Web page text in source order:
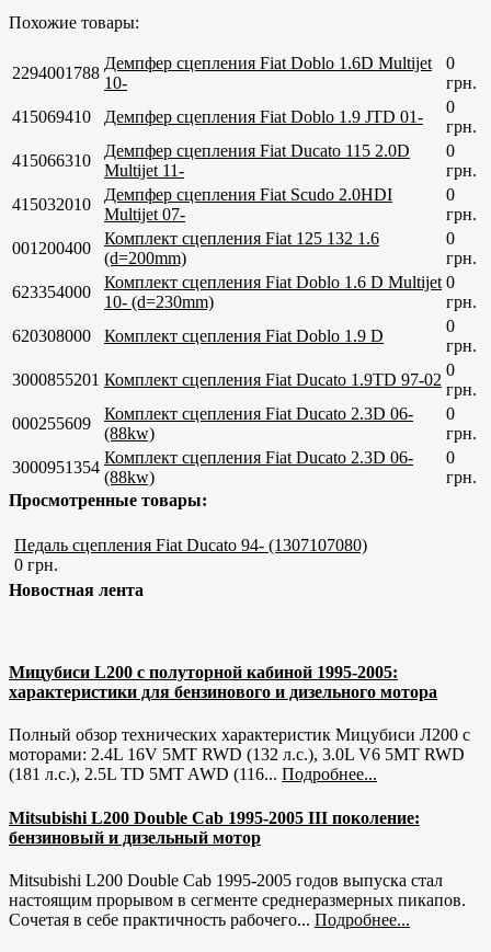
Похожие товары:
2294001788
Демпфер сцепления Fiat Doblo 1.6D Multijet
10-
0
грн.
415069410
Демпфер сцепления Fiat Doblo 1.9 JTD 01-
0
грн.
415066310
Демпфер сцепления Fiat Ducato 115 2.0D
Multijet 11-
0
грн.
415032010
Демпфер сцепления Fiat Scudo 2.0HDI
Multijet 07-
0
грн.
001200400
Комплект сцепления Fiat 125 132 1.6
(d=200mm)
0
грн.
623354000
Комплект сцепления Fiat Doblo 1.6 D Multijet
10- (d=230mm)
0
грн.
620308000
Комплект сцепления Fiat Doblo 1.9 D
0
грн.
3000855201 Комплект сцепления Fiat Ducato 1.9TD 97-02
0
грн.
000255609
Комплект сцепления Fiat Ducato 2.3D 06-
(88kw)
0
грн.
3000951354
Комплект сцепления Fiat Ducato 2.3D 06-
(88kw)
0
грн.
Просмотренные товары:
Педаль сцепления Fiat Ducato 94- (1307107080)
0 грн.
Новостная лента
Мицубиси L200 с полуторной кабиной 1995-2005:
характеристики для бензинового и дизельного мотора
Полный обзор технических характеристик Мицубиси Л200 с
моторами: 2.4L 16V 5MT RWD (132 л.с.), 3.0L V6 5MT RWD
(181 л.с.), 2.5L TD 5MT AWD (116... Подробнее...
Mitsubishi L200 Double Cab 1995-2005 III поколение:
бензиновый и дизельный мотор
Mitsubishi L200 Double Cab 1995-2005 годов выпуска стал
настоящим прорывом в сегменте среднеразмерных пикапов.
Сочетая в себе практичность рабочего... Подробнее...